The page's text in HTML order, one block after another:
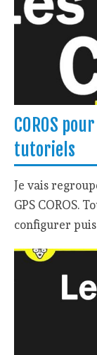
COROS
tutoriels
Je vais
GPS COROS.
configurer